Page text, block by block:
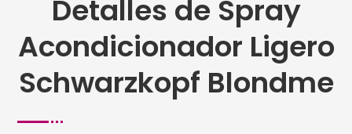
Detalles de Spray
Acondicionador Ligero
Schwarzkopf Blondme